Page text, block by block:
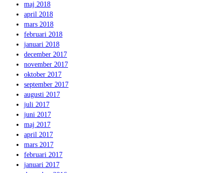
maj 2018
april 2018
mars 2018
februari 2018
januari 2018
december 2017
november 2017
oktober 2017
september 2017
augusti 2017
juli 2017
juni 2017
maj 2017
april 2017
mars 2017
februari 2017
januari 2017